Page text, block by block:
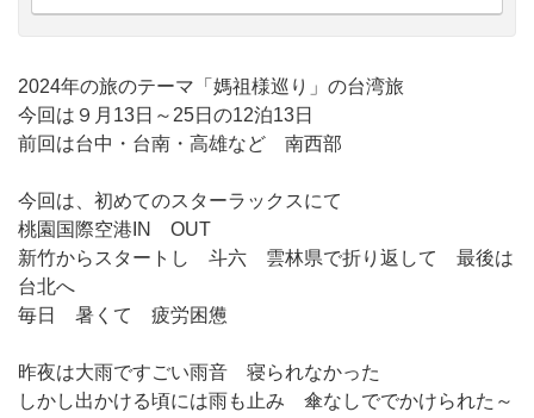
2024年の旅のテーマ「媽祖様巡り」の台湾旅
今回は９月13日～25日の12泊13日
前回は台中・台南・高雄など 南西部
今回は、初めてのスターラックスにて
桃園国際空港IN OUT
新竹からスタートし 斗六 雲林県で折り返して 最後は
台北へ
毎日 暑くて 疲労困憊
昨夜は大雨ですごい雨音 寝られなかった
しかし出かける頃には雨も止み 傘なしででかけられた～